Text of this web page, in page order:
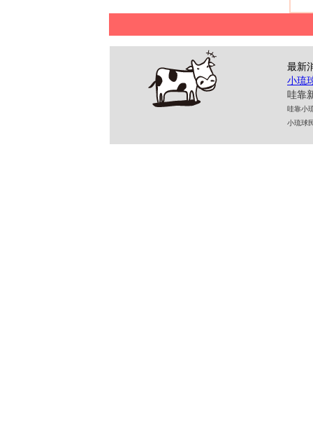
最新
小琉
哇靠
哇靠小
小琉球